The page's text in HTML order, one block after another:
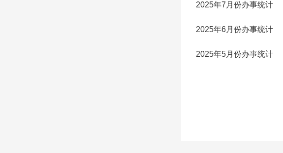
2025年7月份办事统计
2025年6月份办事统计
2025年5月份办事统计